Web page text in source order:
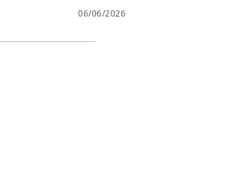
06/06/2026